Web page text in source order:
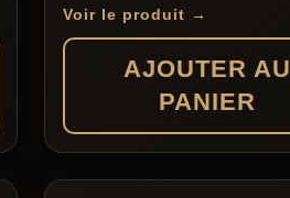
choisies
sur
du
produit
Voir le produit →
AJOUTER AU
PANIER